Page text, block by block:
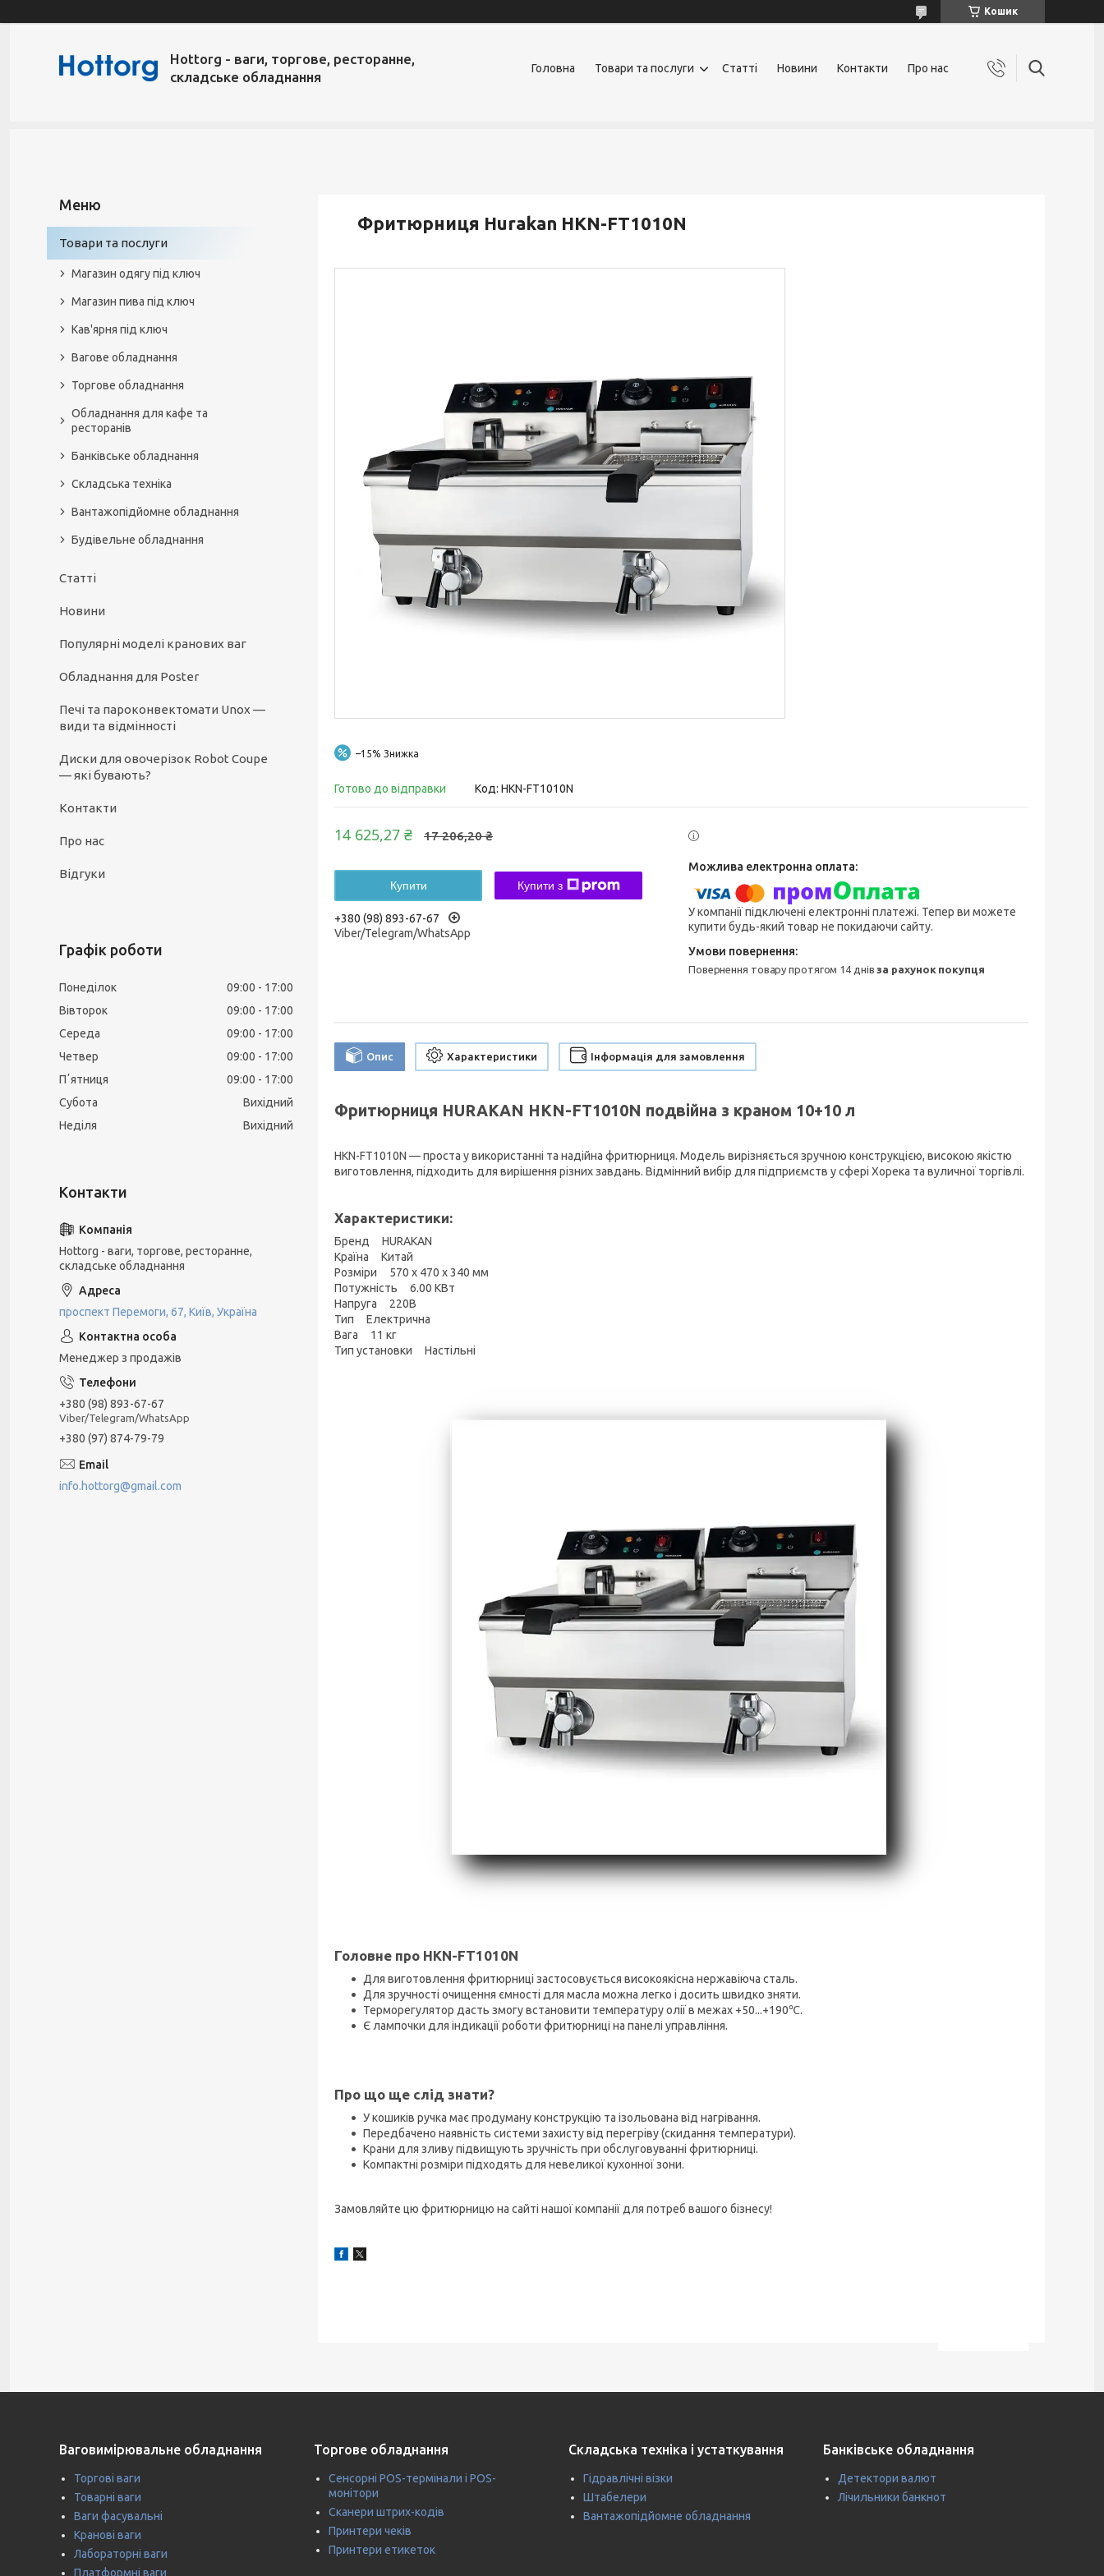
Кошик
Hottorg - ваги, торгове, ресторанне,
складське обладнання
Головна Товари та послуги Статті Новини Контакти Про нас
Фритюрниця Hurakan HKN-FT1010N
–15%
Готово до відправки Код: HKN-FT1010N
17 206,20 ₴
14 625,27 ₴
Купити Купити з
+380 (98) 893-67-67
Viber/Telegram/WhatsApp
У компанії підключені електронні платежі. Тепер ви можете
купити будь-який товар не покидаючи сайту.
повернення товару протягом 14 днівза рахунок покупця
Опис Характеристики Інформація для замовлення
Фритюрниця HURAKAN HKN-FT1010N подвійна з краном 10+10 л
HKN-FT1010N — проста у використанні та надійна фритюрниця. Модель вирізняється зручною конструкцією, високою якістю
виготовлення, підходить для вирішення різних завдань. Відмінний вибір для підприємств у сфері Хорека та вуличної торгівлі.
Характеристики:
Бренд HURAKAN
Країна Китай
Розміри 570 x 470 x 340 мм
Потужність 6.00 КВт
Напруга 220В
Тип Електрична
Вага 11 кг
Тип установки Настільні
Головне про HKN-FT1010N
Для виготовлення фритюрниці застосовується високоякісна нержавіюча сталь.
Для зручності очищення ємності для масла можна легко і досить швидко зняти.
Терморегулятор дасть змогу встановити температуру олії в межах +50...+190℃.
Є лампочки для індикації роботи фритюрниці на панелі управління.
Про що ще слід знати?
У кошиків ручка має продуману конструкцію та ізольована від нагрівання.
Передбачено наявність системи захисту від перегріву (скидання температури).
Крани для зливу підвищують зручність при обслуговуванні фритюрниці.
Компактні розміри підходять для невеликої кухонної зони.
Замовляйте цю фритюрницю на сайті нашої компанії для потреб вашого бізнесу!
Товари та послуги
Магазин одягу під ключ
Магазин пива під ключ
Кав'ярня під ключ
Вагове обладнання
Торгове обладнання
Обладнання для кафе та
ресторанів
Банківське обладнання
Складська техніка
Вантажопідйомне обладнання
Будівельне обладнання
Статті
Новини
Популярні моделі кранових ваг
Обладнання для Poster
Печі та пароконвектомати Unox —
види та відмінності
Диски для овочерізок Robot Coupe
— які бувають?
Контакти
Про нас
Відгуки
Графік роботи
Понеділок 09:00
17:00
Вівторок
09:00
17:00
Середа
09:00
17:00
Четвер
09:00
17:00
Пʼятниця
09:00
17:00
Субота
Вихідний
Неділя
Вихідний
Hottorg - ваги, торгове, ресторанне,
складське обладнання
проспект Перемоги, 67, Київ, Україна
Менеджер з продажів
+380 (98) 893-67-67
Viber/Telegram/WhatsApp
+380 (97) 874-79-79
info.hottorg@gmail.com
Ваговимірювальне обладнання
Торгові ваги
Товарні ваги
Ваги фасувальні
Кранові ваги
Лабораторні ваги
Платформні ваги
Торгове обладнання
Сенсорні POS-термінали і POS-
монітори
Сканери штрих-кодів
Принтери чеків
Принтери етикеток
Складська техніка і устаткування
Гідравлічні візки
Штабелери
Вантажопідйомне обладнання
Банківське обладнання
Детектори валют
Лічильники банкнот